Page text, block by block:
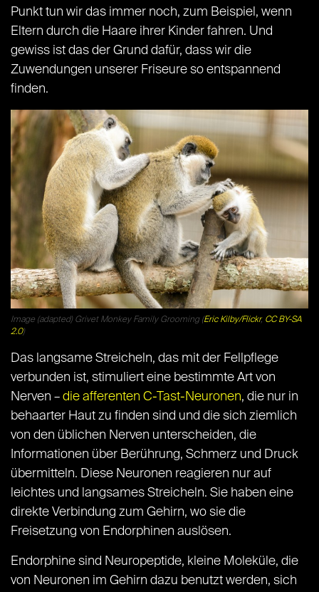
Punkt tun wir das immer noch, zum Beispiel, wenn
Eltern durch die Haare ihrer Kinder fahren. Und
gewiss ist das der Grund dafür, dass wir die
Zuwendungen unserer Friseure so entspannend
finden.
Image (adapted) Grivet Monkey Family Grooming (Eric Kilby/Flickr, CC BY-SA
2.0)
Das langsame Streicheln, das mit der Fellpflege
verbunden ist, stimuliert eine bestimmte Art von
Nerven – die afferenten C-Tast-Neuronen, die nur in
behaarter Haut zu finden sind und die sich ziemlich
von den üblichen Nerven unterscheiden, die
Informationen über Berührung, Schmerz und Druck
übermitteln. Diese Neuronen reagieren nur auf
leichtes und langsames Streicheln. Sie haben eine
direkte Verbindung zum Gehirn, wo sie die
Freisetzung von Endorphinen auslösen.
Endorphine sind Neuropeptide, kleine Moleküle, die
von Neuronen im Gehirn dazu benutzt werden, sich